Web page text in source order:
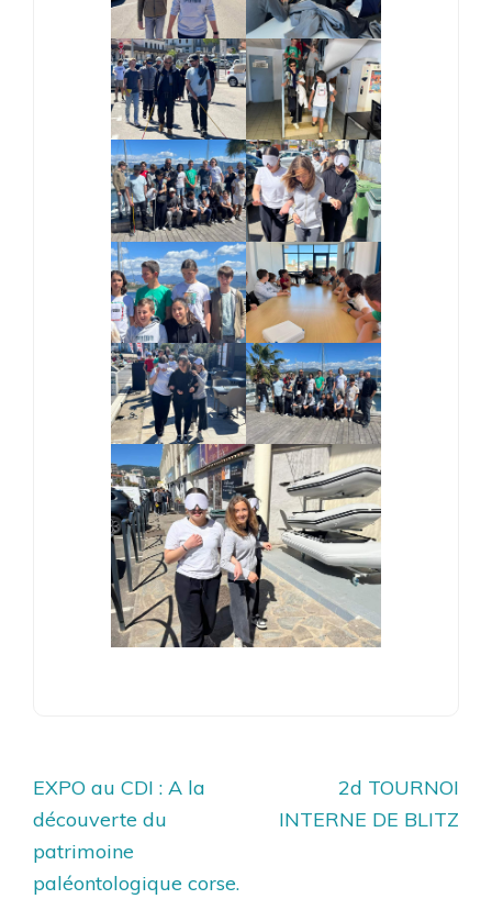
Navigation
de
l’article
EXPO au CDI : A la
découverte du
patrimoine
paléontologique corse.
2d TOURNOI
INTERNE DE BLITZ